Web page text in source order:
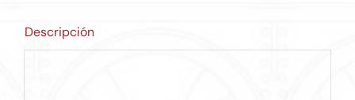
Descripción